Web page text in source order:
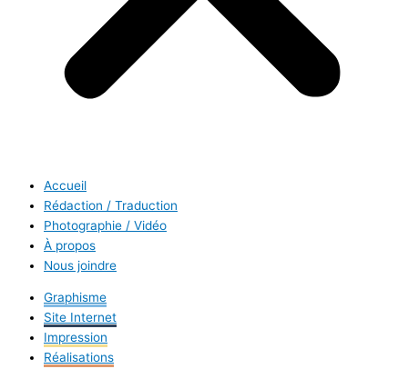
Accueil
Rédaction / Traduction
Photographie / Vidéo
À propos
Nous joindre
Graphisme
Site Internet
Impression
Réalisations